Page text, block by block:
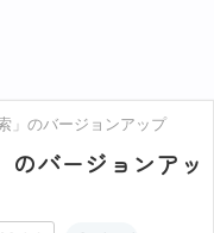
」のバージョンアップ
バージョンアッ